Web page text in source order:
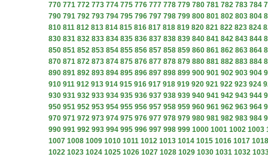
770 771 772 773 774 775 776 777 778 779 780 781 782 783 784
790 791 792 793 794 795 796 797 798 799 800 801 802 803 804
810 811 812 813 814 815 816 817 818 819 820 821 822 823 824
830 831 832 833 834 835 836 837 838 839 840 841 842 843 844
850 851 852 853 854 855 856 857 858 859 860 861 862 863 864
870 871 872 873 874 875 876 877 878 879 880 881 882 883 884
890 891 892 893 894 895 896 897 898 899 900 901 902 903 904
910 911 912 913 914 915 916 917 918 919 920 921 922 923 924
930 931 932 933 934 935 936 937 938 939 940 941 942 943 944
950 951 952 953 954 955 956 957 958 959 960 961 962 963 964
970 971 972 973 974 975 976 977 978 979 980 981 982 983 984
990 991 992 993 994 995 996 997 998 999 1000 1001 1002 1003
1007 1008 1009 1010 1011 1012 1013 1014 1015 1016 1017 1018
1022 1023 1024 1025 1026 1027 1028 1029 1030 1031 1032